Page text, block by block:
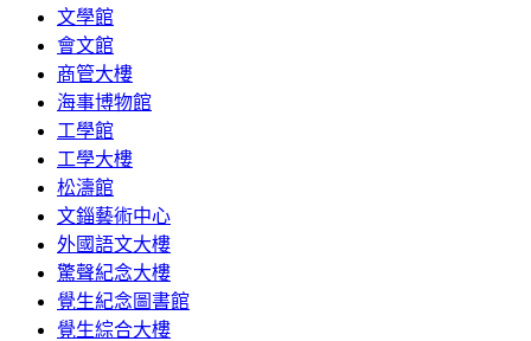
文學館
會文館
商管大樓
海事博物館
工學館
工學大樓
松濤館
文錙藝術中心
外國語文大樓
驚聲紀念大樓
覺生紀念圖書館
覺生綜合大樓